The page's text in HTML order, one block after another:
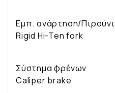
Εμπ. ανάρτηση/Πιρούνι
Rigid Hi-Ten fork
Σύστημα φρένων
Caliper brake